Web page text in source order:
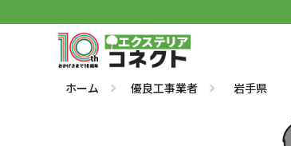
ホーム 優良工事業者 岩手県